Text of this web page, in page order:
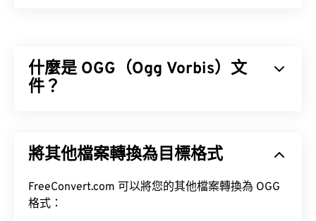
器，因此使用編解碼器來壓縮檔案大小。
如何開啟 FLV 檔案？
預設情況下，FLV 檔案會在
什麼是 OGG（Ogg Vorbis）文
件？
專利、免版稅的編碼方案。與MP3檔案一樣，OGG
藝人和曲目標題資訊。
將其他檔案轉換為目標格式
FreeConvert.com 可以將您的其他檔案轉換為 OGG
格式：